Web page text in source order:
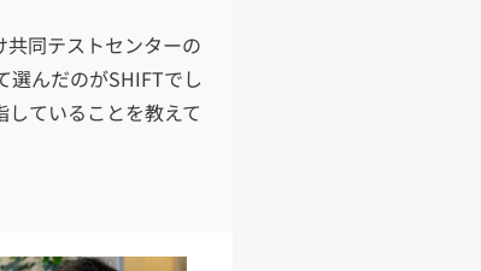
同テストセンターの
選んだのがSHIFTでし
していることを教えて